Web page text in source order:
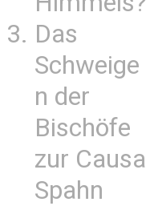
Das
Schweige
n der
Bischöfe
zur Causa
Spahn